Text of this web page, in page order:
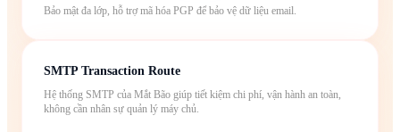
Bảo mật đa lớp, hỗ trợ mã hóa PGP để bảo vệ dữ liệu email.
SMTP Transaction Route
Hệ thống SMTP của Mắt Bão giúp tiết kiệm chi phí, vận hành an toàn,
không cần nhân sự quản lý máy chủ.